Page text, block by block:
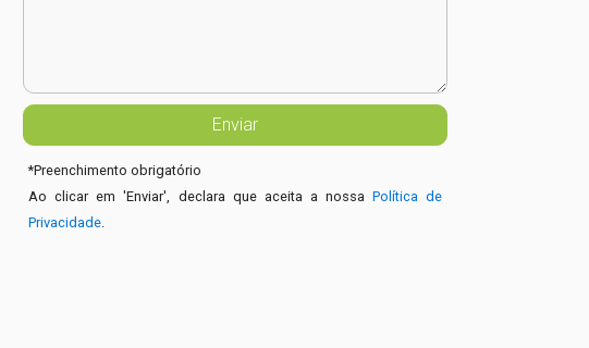
*Preenchimento obrigatório
Ao clicar em 'Enviar', declara que aceita a nossaPolítica de
Privacidade.